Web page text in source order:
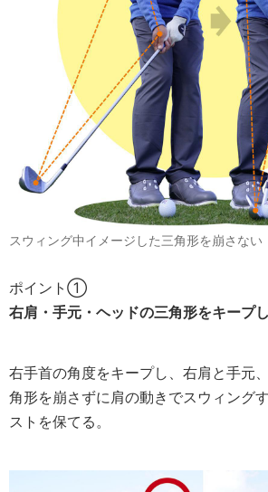
スウィング中イメージした三角形を崩さない
ポイント①
右肩・手元・ヘッドの三角形をキープ
右手首の角度をキープし、右肩と手元
角形を崩さずに肩の動きでスウィング
ストを保てる。